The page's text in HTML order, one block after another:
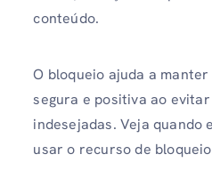
conteúdo.
O bloqueio ajuda a
segura e positiva ao
indesejadas. Veja quando
usar o recurso de